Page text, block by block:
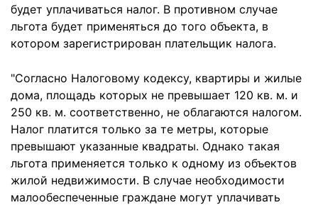
будет уплачиваться налог. В противном случае
льгота будет применяться до того объекта, в
котором зарегистрирован плательщик налога.
"Согласно Налоговому кодексу, квартиры и жилые
дома, площадь которых не превышает 120 кв. м. и
250 кв. м. соответственно, не облагаются налогом.
Налог платится только за те метры, которые
превышают указанные квадраты. Однако такая
льгота применяется только к одному из объектов
жилой недвижимости. В случае необходимости
малообеспеченные граждане могут уплачивать